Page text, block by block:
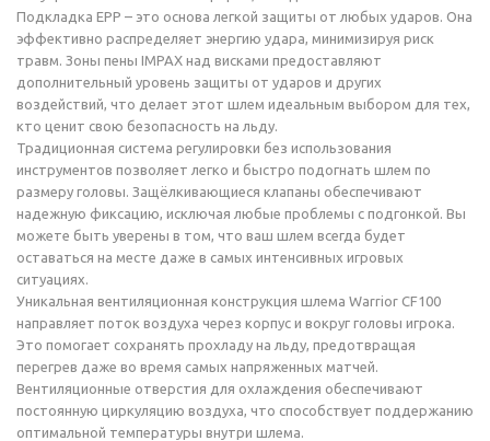
Подкладка EPP – это основа легкой защиты от любых ударов. Она
эффективно распределяет энергию удара, минимизируя риск
травм. Зоны пены IMPAX над висками предоставляют
дополнительный уровень защиты от ударов и других
воздействий, что делает этот шлем идеальным выбором для тех,
кто ценит свою безопасность на льду.
Традиционная система регулировки без использования
инструментов позволяет легко и быстро подогнать шлем по
размеру головы. Защёлкивающиеся клапаны обеспечивают
надежную фиксацию, исключая любые проблемы с подгонкой. Вы
можете быть уверены в том, что ваш шлем всегда будет
оставаться на месте даже в самых интенсивных игровых
ситуациях.
Уникальная вентиляционная конструкция шлема Warrior CF100
направляет поток воздуха через корпус и вокруг головы игрока.
Это помогает сохранять прохладу на льду, предотвращая
перегрев даже во время самых напряженных матчей.
Вентиляционные отверстия для охлаждения обеспечивают
постоянную циркуляцию воздуха, что способствует поддержанию
оптимальной температуры внутри шлема.